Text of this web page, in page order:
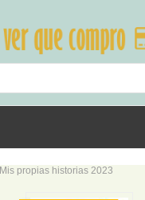
Mis propias historias 2023